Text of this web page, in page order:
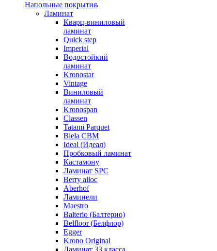
Напольные покрытия
Ламинат
Кварц-виниловый
ламинат
Quick step
Imperial
Водостойкий
ламинат
Kronostar
Vintage
Виниловый
ламинат
Kronospan
Classen
Tatami Parquet
Biela CBM
Ideal (Идеал)
Пробковый ламинат
Кастамону
Ламинат SPC
Berry alloc
Aberhof
Ламинели
Maestro
Balterio (Балтерио)
Belfloor (Белфлор)
Egger
Krono Original
Ламинат 33 класса